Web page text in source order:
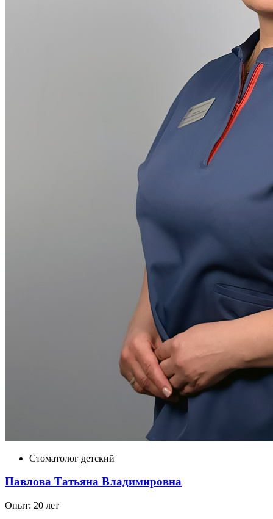
Стоматолог детский
Павлова Татьяна Владимировна
Опыт: 20 лет